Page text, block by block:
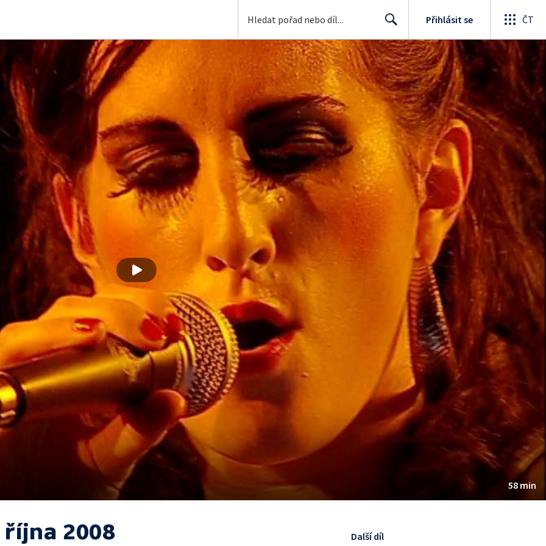
Search
Přihlásit se ČT
58 min
října 2008 Další díl